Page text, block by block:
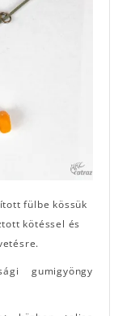
fülbe kössük
kötéssel és
gumigyöngy